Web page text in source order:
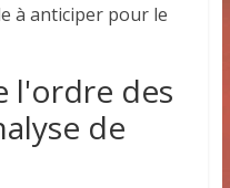
à anticiper pour le
l'ordre des
de